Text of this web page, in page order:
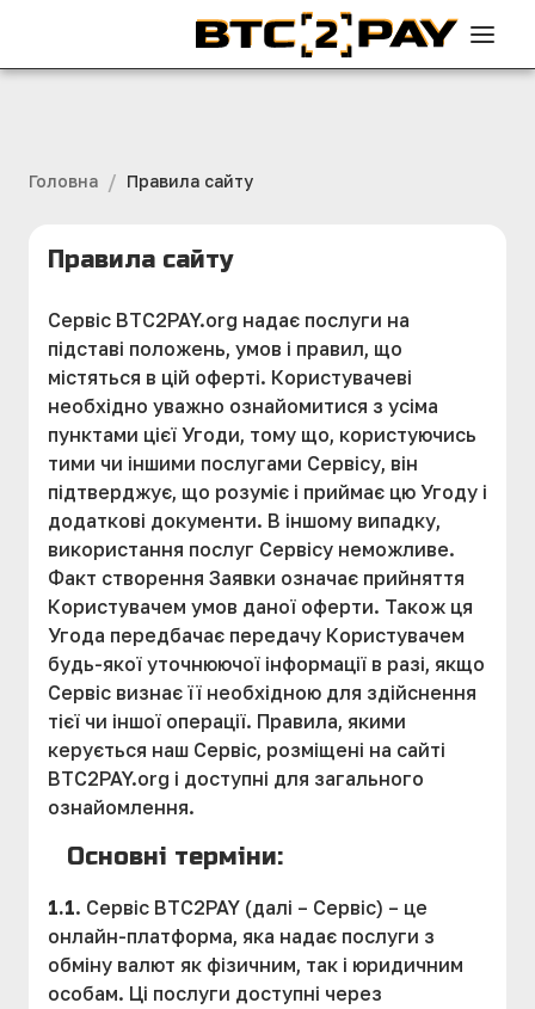
Головна / Правила сайту
Правила сайту
Сервіс BTC2PAY.org надає послуги на
підставі положень, умов і правил, що
містяться в цій оферті. Користувачеві
необхідно уважно ознайомитися з усіма
пунктами цієї Угоди, тому що, користуючись
тими чи іншими послугами Сервісу, він
підтверджує, що розуміє і приймає цю Угоду і
додаткові документи. В іншому випадку,
використання послуг Сервісу неможливе.
Факт створення Заявки означає прийняття
Користувачем умов даної оферти. Також ця
Угода передбачає передачу Користувачем
будь-якої уточнюючої інформації в разі, якщо
Сервіс визнає її необхідною для здійснення
тієї чи іншої операції. Правила, якими
керується наш Сервіс, розміщені на сайті
BTC2PAY.org і доступні для загального
ознайомлення.
Основні терміни:
1.1. Сервіс BTC2PAY (далі – Сервіс) – це
онлайн-платформа, яка надає послуги з
обміну валют як фізичним, так і юридичним
особам. Ці послуги доступні через